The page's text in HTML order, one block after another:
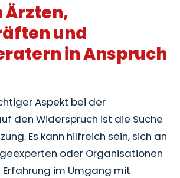
Ärzten,
und
in Anspruch
Aspekt bei der
den Widerspruch ist die Suche
Es kann hilfreich sein, sich an
oder Organisationen
Erfahrung im Umgang mit